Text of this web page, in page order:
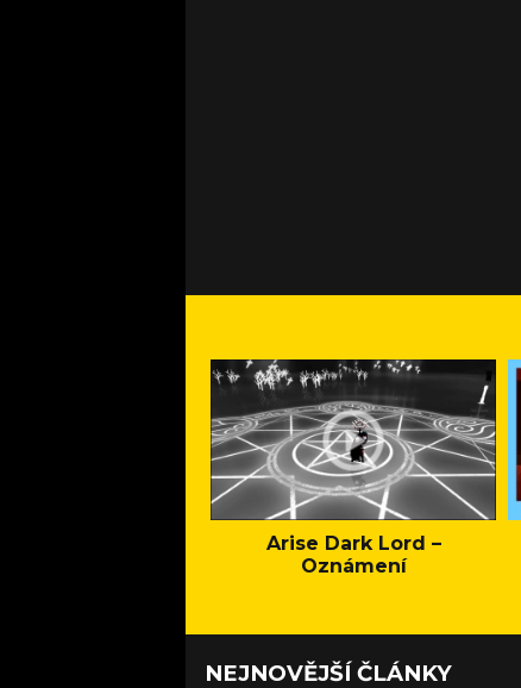
Arise Dark Lord –
Oznámení
NEJNOVĚJŠÍ ČLÁNKY